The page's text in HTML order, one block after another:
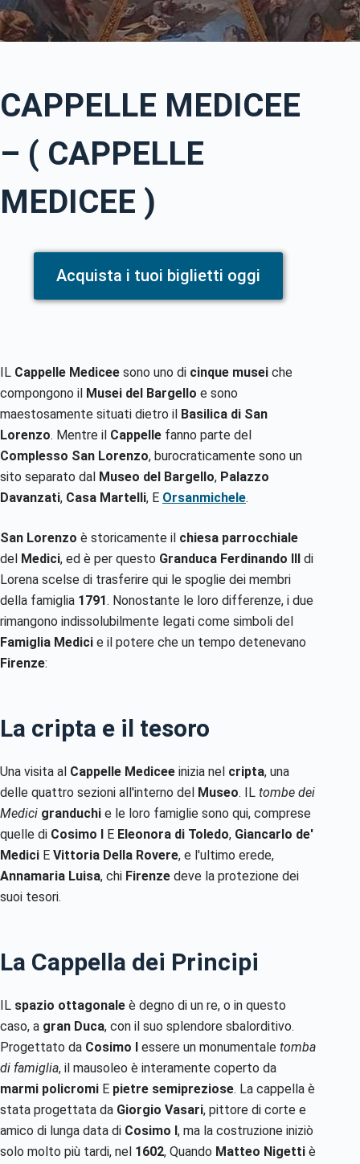
CAPPELLE MEDICEE
– ( CAPPELLE
MEDICEE )
Acquista i tuoi biglietti oggi
IL Cappelle Medicee sono uno di cinque musei che
compongono il Musei del Bargello e sono
maestosamente situati dietro il Basilica di San
Lorenzo. Mentre il Cappelle fanno parte del
Complesso San Lorenzo, burocraticamente sono un
sito separato dal Museo del Bargello, Palazzo
Davanzati, Casa Martelli, E Orsanmichele.
San Lorenzo è storicamente il chiesa parrocchiale
del Medici, ed è per questo Granduca Ferdinando III di
Lorena scelse di trasferire qui le spoglie dei membri
della famiglia 1791. Nonostante le loro differenze, i due
rimangono indissolubilmente legati come simboli del
Famiglia Medici e il potere che un tempo detenevano
Firenze:
La cripta e il tesoro
Una visita al Cappelle Medicee inizia nel cripta, una
delle quattro sezioni all'interno del Museo. IL tombe dei
Medici granduchi e le loro famiglie sono qui, comprese
quelle di Cosimo I E Eleonora di Toledo, Giancarlo de'
Medici E Vittoria Della Rovere, e l'ultimo erede,
Annamaria Luisa, chi Firenze deve la protezione dei
suoi tesori.
La Cappella dei Principi
IL spazio ottagonale è degno di un re, o in questo
caso, a gran Duca, con il suo splendore sbalorditivo.
Progettato da Cosimo I essere un monumentale tomba
di famiglia, il mausoleo è interamente coperto da
marmi policromi E pietre semipreziose. La cappella è
stata progettata da Giorgio Vasari, pittore di corte e
amico di lunga data di Cosimo I, ma la costruzione iniziò
solo molto più tardi, nel 1602, Quando Matteo Nigetti è